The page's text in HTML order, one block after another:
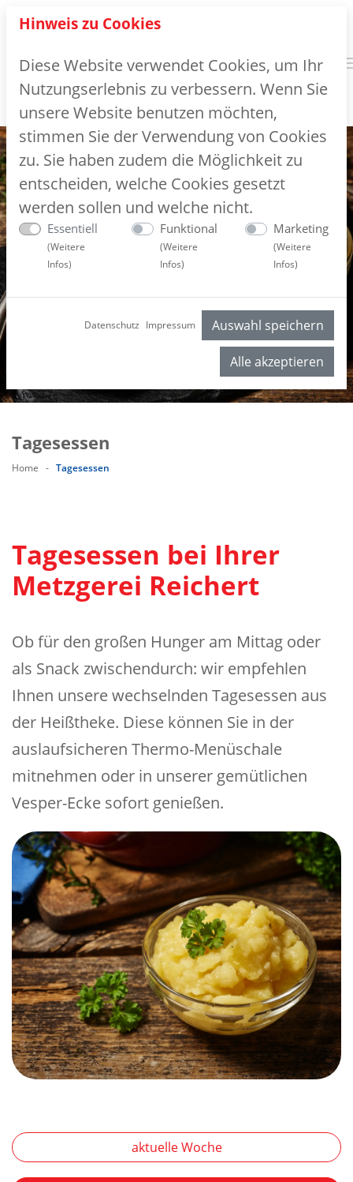
Tagesessen
Home - Tagesessen
Tagesessen bei Ihrer
Metzgerei Reichert
Ob für den großen Hunger am Mittag oder
als Snack zwischendurch: wir empfehlen
Ihnen unsere wechselnden Tagesessen aus
der Heißtheke. Diese können Sie in der
auslaufsicheren Thermo-Menüschale
mitnehmen oder in unserer gemütlichen
Vesper-Ecke sofort genießen.
aktuelle Woche
Hinweis zu Cookies
Diese Website verwendet Cookies, um Ihr
Nutzungserlebnis zu verbessern. Wenn Sie
unsere Website benutzen möchten,
stimmen Sie der Verwendung von Cookies
zu. Sie haben zudem die Möglichkeit zu
entscheiden, welche Cookies gesetzt
werden sollen und welche nicht.
Essentiell
(Weitere
Infos)
Funktional
(Weitere
Infos)
Marketing
(Weitere
Infos)
Datenschutz Impressum Auswahl speichern
Alle akzeptieren